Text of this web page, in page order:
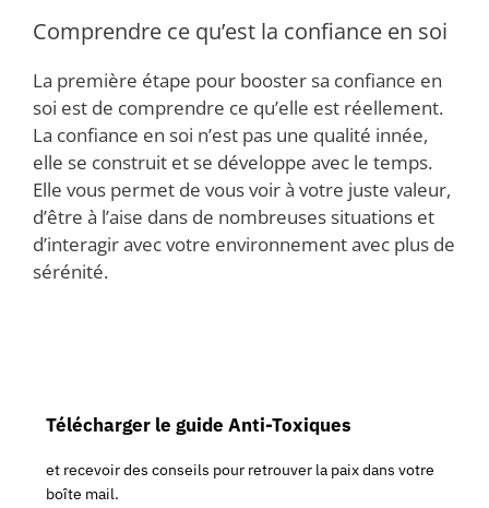
Comprendre ce qu’est la confiance en soi
La première étape pour booster sa confiance en
soi est de comprendre ce qu’elle est réellement.
La confiance en soi n’est pas une qualité innée,
elle se construit et se développe avec le temps.
Elle vous permet de vous voir à votre juste valeur,
d’être à l’aise dans de nombreuses situations et
d’interagir avec votre environnement avec plus de
sérénité.
Télécharger le guide Anti-Toxiques
et recevoir des conseils pour retrouver la paix dans votre
boîte mail.